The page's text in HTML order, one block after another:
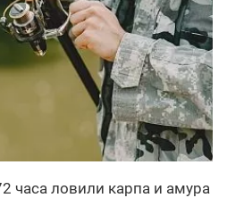
часа ловили карпа и амура